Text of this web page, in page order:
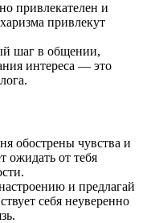
привлекателен и
привлекут
шаг в общении,
интереса — это
обострены чувства и
ожидать от тебя
и предлагай
себя неуверенно